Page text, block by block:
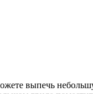
выпечь